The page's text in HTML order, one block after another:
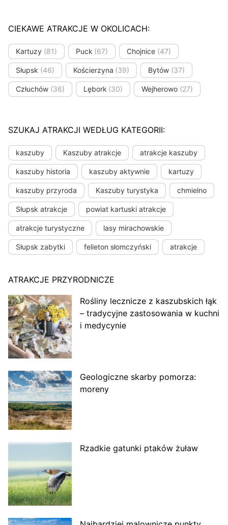
CIEKAWE ATRAKCJE W OKOLICACH:
Kartuzy (81) Puck (67) Chojnice (47)
Słupsk (46) Kościerzyna (39) Bytów (37)
Człuchów (36) Lębork (30) Wejherowo (27)
SZUKAJ ATRAKCJI WEDŁUG KATEGORII:
kaszuby Kaszuby atrakcje atrakcje kaszuby
kaszuby historia kaszuby aktywnie kartuzy
kaszuby przyroda Kaszuby turystyka chmielno
Słupsk atrakcje powiat kartuski atrakcje
atrakcje turystyczne lasy mirachowskie
Słupsk zabytki felieton słomczyński atrakcje
ATRAKCJE PRZYRODNICZE
Rośliny lecznicze z kaszubskich łąk
– tradycyjne zastosowania w kuchni
i medycynie
Geologiczne skarby pomorza:
moreny
Rzadkie gatunki ptaków żuław